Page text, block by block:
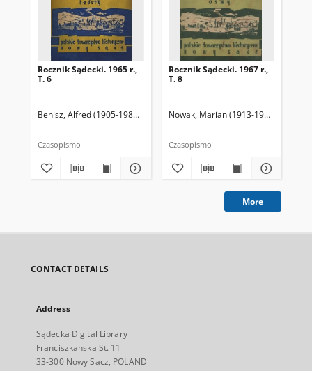
Rocznik Sądecki. 1965 r.,
T. 6
Benisz, Alfred (1905-1987). Redaktor Dziwik, Kazimierz (1931-1991).
Czasopismo
Rocznik Sądecki. 1967 r.,
T. 8
Nowak, Marian (1913-1991).
Czasopismo
More
CONTACT DETAILS
Address
Sądecka Digital Library
Franciszkanska St. 11
33-300 Nowy Sacz, POLAND